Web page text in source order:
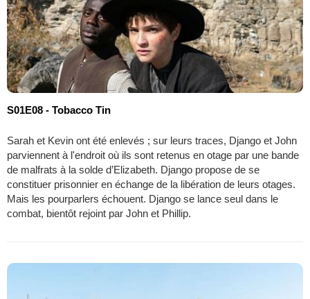
S01E08 - Tobacco Tin
Sarah et Kevin ont été enlevés ; sur leurs traces, Django et John
parviennent à l'endroit où ils sont retenus en otage par une bande
de malfrats à la solde d’Elizabeth. Django propose de se
constituer prisonnier en échange de la libération de leurs otages.
Mais les pourparlers échouent. Django se lance seul dans le
combat, bientôt rejoint par John et Phillip.